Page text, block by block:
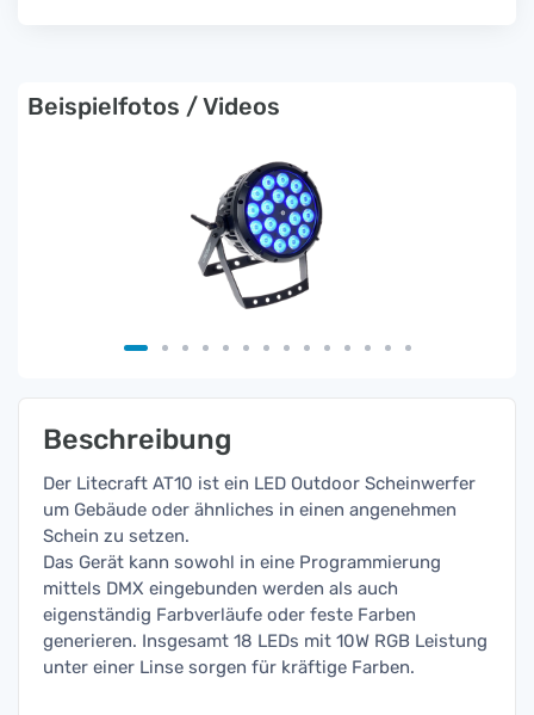
Beispielfotos / Videos
Beschreibung
Der Litecraft AT10 ist ein LED Outdoor Scheinwerfer
um Gebäude oder ähnliches in einen angenehmen
Schein zu setzen.
Das Gerät kann sowohl in eine Programmierung
mittels DMX eingebunden werden als auch
eigenständig Farbverläufe oder feste Farben
generieren. Insgesamt 18 LEDs mit 10W RGB Leistung
unter einer Linse sorgen für kräftige Farben.